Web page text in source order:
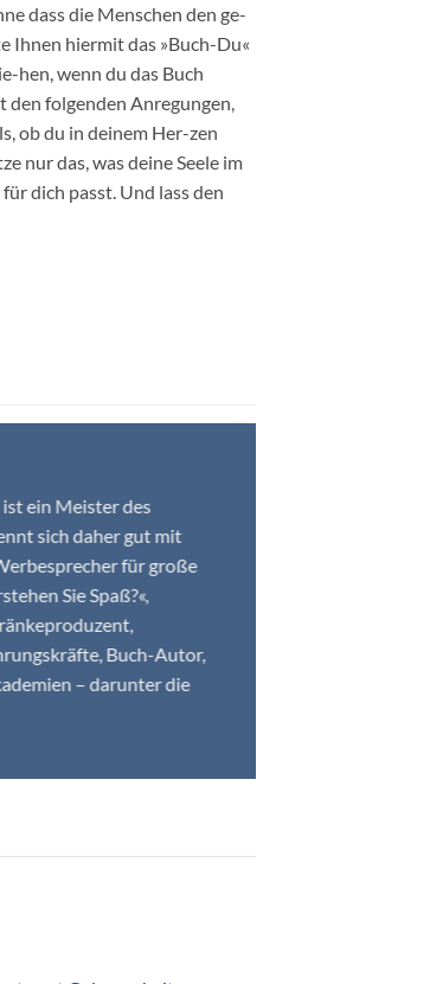
dass die Menschen den ge-
Ihnen hiermit das »Buch-Du«
hen, wenn du das Buch
folgenden Anregungen,
ob du in deinem Her-zen
nur das, was deine Seele im
dich passt. Und lass den
ein Meister des
sich daher gut mit
für große
Sie Spaß?«,
Buch-Autor,
– darunter die